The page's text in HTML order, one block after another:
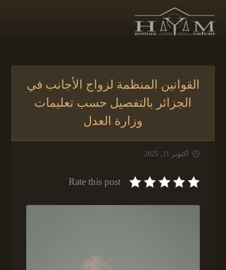
القوانين المنظمة لزواج الأجانب في
الجزائر بالتفصيل حسب تعليمات
وزارة العدل
أكتوبر 21, 2025
Rate this post